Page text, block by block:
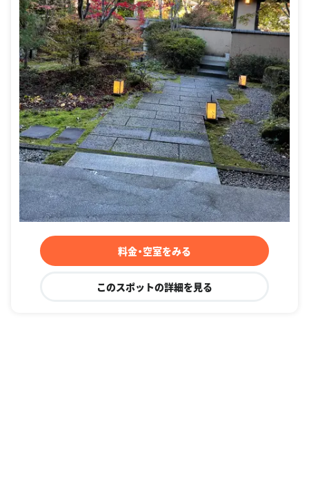
料金・空室をみる
このスポットの詳細を見る